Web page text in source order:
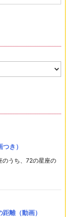
き）
のうち、72の星座の
離（動画）